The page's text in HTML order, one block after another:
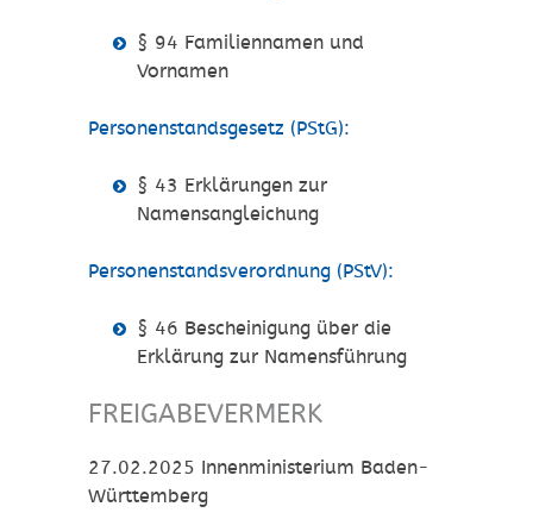
§ 94 Familiennamen und
Vornamen
Personenstandsgesetz (PStG):
§ 43 Erklärungen zur
Namensangleichung
Personenstandsverordnung (PStV):
§ 46 Bescheinigung über die
Erklärung zur Namensführung
FREIGABEVERMERK
27.02.2025 Innenministerium Baden-
Württemberg